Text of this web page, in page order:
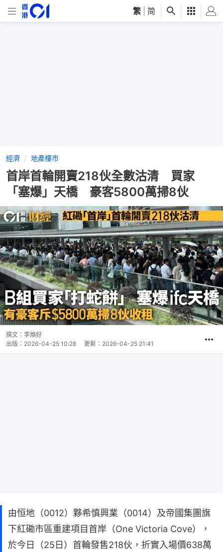
繁 简
經濟 地產樓市
首岸首輪開賣218伙全數沽清 買家
「塞爆」天橋 豪客5800萬掃8伙
撰文： 李煥好
出版： 2026-04-25 10:28 更新： 2026-04-25 21:41
由恒地（0012）夥希慎興業（0014）及帝國集團旗
下紅磡市區重建項目首岸（One Victoria Cove），
於今日（25日）首輪發售218伙，折實入場價638萬